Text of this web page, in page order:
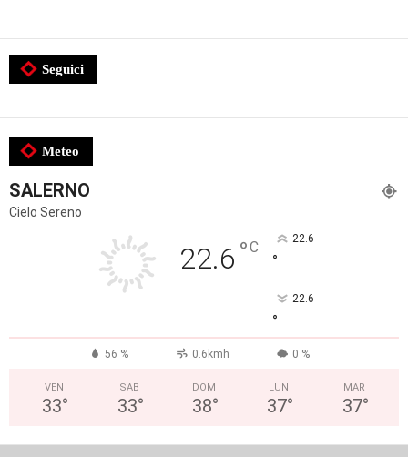
Seguici
Meteo
SALERNO
Cielo Sereno
22.6 °C 22.6
°
22.6
°
56 % 0.6kmh 0 %
VEN
33°
SAB
33°
DOM
38°
LUN
37°
MAR
37°